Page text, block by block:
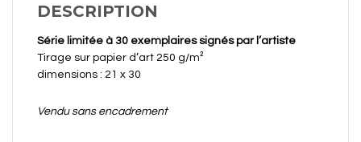
DESCRIPTION
Série limitée à 30 exemplaires signés par l’artiste
Tirage sur papier d’art 250 g/m²
dimensions : 21 x 30
Vendu sans encadrement